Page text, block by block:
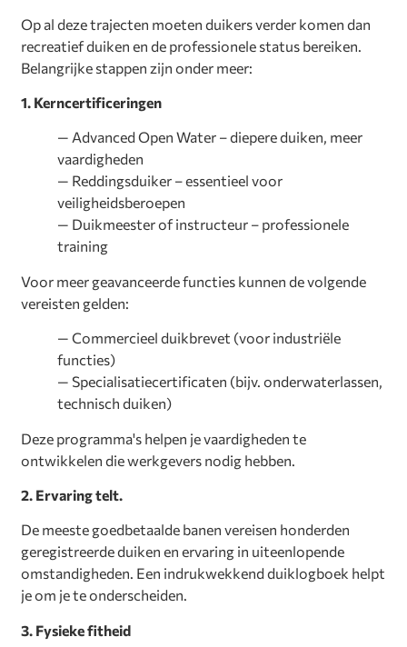
Op al deze trajecten moeten duikers verder komen dan
recreatief duiken en de professionele status bereiken.
Belangrijke stappen zijn onder meer:
1. Kerncertificeringen
— Advanced Open Water – diepere duiken, meer
vaardigheden
— Reddingsduiker – essentieel voor
veiligheidsberoepen
— Duikmeester of instructeur – professionele
training
Voor meer geavanceerde functies kunnen de volgende
vereisten gelden:
— Commercieel duikbrevet (voor industriële
functies)
— Specialisatiecertificaten (bijv. onderwaterlassen,
technisch duiken)
Deze programma's helpen je vaardigheden te
ontwikkelen die werkgevers nodig hebben.
2. Ervaring telt.
De meeste goedbetaalde banen vereisen honderden
geregistreerde duiken en ervaring in uiteenlopende
omstandigheden. Een indrukwekkend duiklogboek helpt
je om je te onderscheiden.
3. Fysieke fitheid